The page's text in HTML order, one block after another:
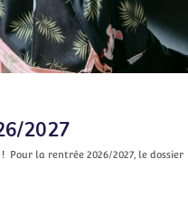
2027
Pour la rentrée 2026/2027, le dossier